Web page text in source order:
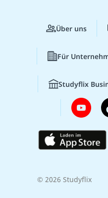
Über uns
Für
Studyflix
© 2026 Studyflix